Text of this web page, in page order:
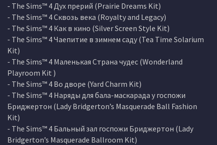
- The Sims™ 4 Дух прерий (Prairie Dreams Kit)
- The Sims™ 4 Сквозь века (Royalty and Legacy)
- The Sims™ 4 Как в кино (Silver Screen Style Kit)
- The Sims™ 4 Чаепитие в зимнем саду (Tea Time Solarium
Kit)
- The Sims™ 4 Маленькая Страна чудес (Wonderland
Playroom Kit )
- The Sims™ 4 Во дворе (Yard Charm Kit)
- The Sims™ 4 Наряды для бала-маскарада у госпожи
Бриджертон (Lady Bridgerton’s Masquerade Ball Fashion
Kit)
- The Sims™ 4 Бальный зал госпожи Бриджертон (Lady
Bridgerton’s Masquerade Ballroom Kit)